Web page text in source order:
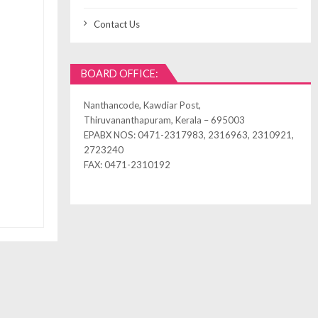
Contact Us
BOARD OFFICE:
Nanthancode, Kawdiar Post,
Thiruvananthapuram, Kerala – 695003
EPABX NOS: 0471-2317983, 2316963, 2310921,
2723240
FAX: 0471-2310192